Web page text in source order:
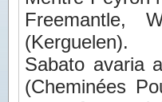
Freemantle,
(Kerguelen).
Sabato avaria
(Cheminées